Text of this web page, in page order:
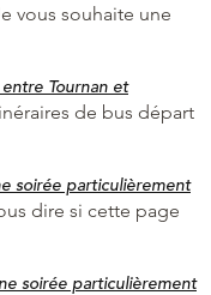
vous souhaite une
Tournan et
de bus départ
soirée particulièrement
dire si cette page
soirée particulièrement